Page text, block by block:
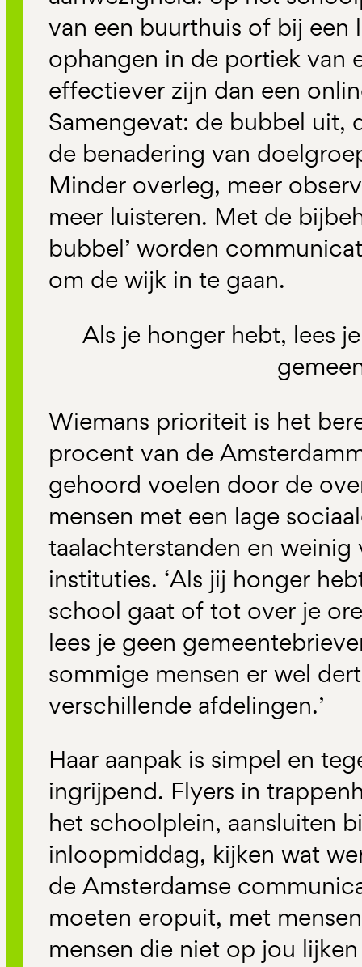
van een buurthuis of bij een
ophangen in de portiek van
effectiever zijn dan een
Samengevat: de bubbel uit,
de benadering van
Minder overleg, meer
meer luisteren. Met de
bubbel’ worden
om de wijk in te gaan.
Als je honger hebt, lees
Wiemans prioriteit is het
procent van de
gehoord voelen door de
mensen met een lage
taalachterstanden en
instituties. ‘Als jij honger
school gaat of tot over je
lees je geen
sommige mensen er wel
verschillende afdelingen.’
Haar aanpak is simpel en
ingrijpend. Flyers in
het schoolplein, aansluiten
inloopmiddag, kijken wat
de Amsterdamse
moeten eropuit, met
mensen die niet op jou